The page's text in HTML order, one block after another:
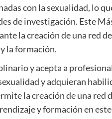
con la sexualidad, lo
de investigación. Este
la creación de una red
la formación.
y acepta a
y adquieran
la creación de una
y formación en